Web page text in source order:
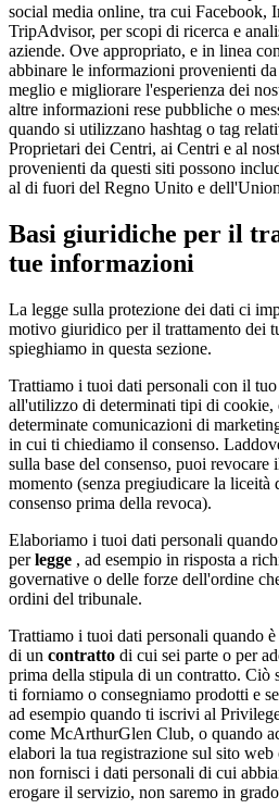
social media online, tra cui Facebook,
TripAdvisor, per scopi di ricerca e
aziende. Ove appropriato, e in linea
abbinare le informazioni provenienti
meglio e migliorare l'esperienza dei
altre informazioni rese pubbliche o
quando si utilizzano hashtag o tag
Proprietari dei Centri, ai Centri e al
provenienti da questi siti possono
al di fuori del Regno Unito e
Basi giuridiche per il
tue informazioni
La legge sulla protezione dei dati ci
motivo giuridico per il trattamento dei
spieghiamo in questa sezione.
Trattiamo i tuoi dati personali con il tuo
all'utilizzo di determinati tipi di cookie,
determinate comunicazioni di
in cui ti chiediamo il consenso.
sulla base del consenso, puoi revocare
momento (senza pregiudicare la liceità
consenso prima della revoca).
Elaboriamo i tuoi dati personali
perlegge , ad esempio in risposta a
governative o delle forze dell'ordine
ordini del tribunale.
Trattiamo i tuoi dati personali quando
di un contratto di cui sei parte o per
prima della stipula di un contratto. Ciò
ti forniamo o consegniamo prodotti e
ad esempio quando ti iscrivi al
come McArthurGlen Club, o quando
elabori la tua registrazione sul sito
non fornisci i dati personali di cui
erogare il servizio, non saremo in